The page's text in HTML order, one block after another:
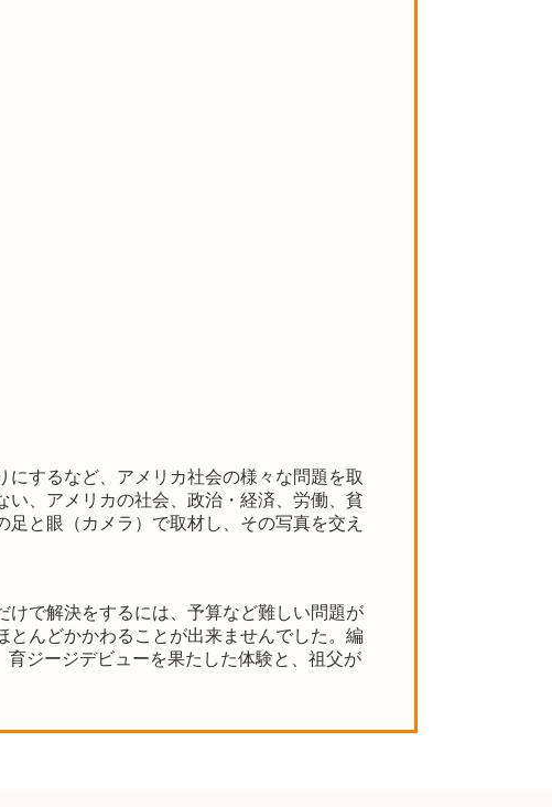
するなど、アメリカ社会の様々な問題を取
、アメリカの社会、政治・経済、労働、貧
と眼（カメラ）で取材し、その写真を交え
で解決をするには、予算など難しい問題が
んどかかわることが出来ませんでした。編
ジージデビューを果たした体験と、祖父が